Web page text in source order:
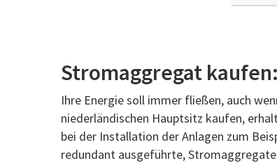
Stromaggregat
Ihre Energie soll immer fließen, auch
niederländischen Hauptsitz kaufen,
bei der Installation der Anlagen zum
redundant ausgeführte,